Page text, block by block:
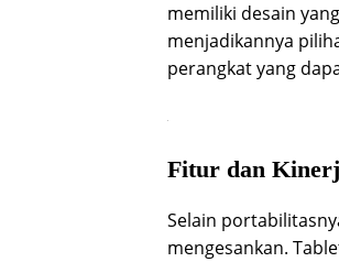
memiliki desain
menjadikannya
perangkat yang
Fitur dan
Selain
mengesankan.